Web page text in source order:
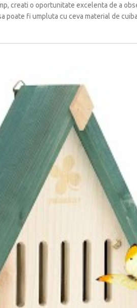
creati o oportunitate excelenta de a
poate fi umpluta cu ceva material de